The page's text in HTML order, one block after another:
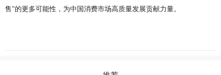
售”的更多可能性，为中国消费市场高质量发展贡献力量。